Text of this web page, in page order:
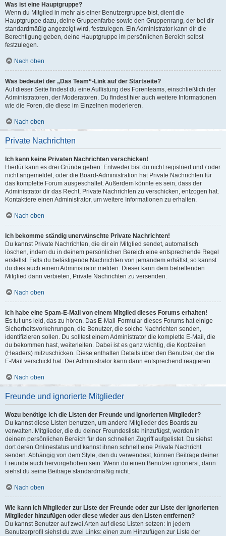
Was ist eine Hauptgruppe?
Wenn du Mitglied in mehr als einer Benutzergruppe bist, dient die
Hauptgruppe dazu, deine Gruppenfarbe sowie den Gruppenrang, der bei dir
standardmäßig angezeigt wird, festzulegen. Ein Administrator kann dir die
Berechtigung geben, deine Hauptgruppe im persönlichen Bereich selbst
festzulegen.
Nach oben
Was bedeutet der „Das Team“-Link auf der Startseite?
Auf dieser Seite findest du eine Auflistung des Forenteams, einschließlich der
Administratoren, der Moderatoren. Du findest hier auch weitere Informationen
wie die Foren, die diese im Einzelnen moderieren.
Nach oben
Private Nachrichten
Ich kann keine Privaten Nachrichten verschicken!
Hierfür kann es drei Gründe geben: Entweder bist du nicht registriert und / oder
nicht angemeldet, oder die Board-Administration hat Private Nachrichten für
das komplette Forum ausgeschaltet. Außerdem könnte es sein, dass der
Administrator dir das Recht, Private Nachrichten zu verschicken, entzogen hat.
Kontaktiere einen Administrator, um weitere Informationen zu erhalten.
Nach oben
Ich bekomme ständig unerwünschte Private Nachrichten!
Du kannst Private Nachrichten, die dir ein Mitglied sendet, automatisch
löschen, indem du in deinem persönlichen Bereich eine entsprechende Regel
erstellst. Falls du belästigende Nachrichten von jemandem erhältst, so kannst
du dies auch einem Administrator melden. Dieser kann dem betreffenden
Mitglied dann verbieten, Private Nachrichten zu versenden.
Nach oben
Ich habe eine Spam-E-Mail von einem Mitglied dieses Forums erhalten!
Es tut uns leid, das zu hören. Das E-Mail-Formular dieses Forums hat einige
Sicherheitsvorkehrungen, die Benutzer, die solche Nachrichten senden,
identifizieren sollen. Du solltest einem Administrator die komplette E-Mail, die
du bekommen hast, weiterleiten. Dabei ist es ganz wichtig, die Kopfzeilen
(Headers) mitzuschicken. Diese enthalten Details über den Benutzer, der die
E-Mail verschickt hat. Der Administrator kann dann entsprechend reagieren.
Nach oben
Freunde und ignorierte Mitglieder
Wozu benötige ich die Listen der Freunde und ignorierten Mitglieder?
Du kannst diese Listen benutzen, um andere Mitglieder des Boards zu
verwalten. Mitglieder, die du deiner Freundesliste hinzufügst, werden in
deinem persönlichen Bereich für den schnellen Zugriff aufgelistet. Du siehst
dort deren Onlinestatus und kannst ihnen schnell eine Private Nachricht
senden. Abhängig von dem Style, den du verwendest, können Beiträge deiner
Freunde auch hervorgehoben sein. Wenn du einen Benutzer ignorierst, dann
siehst du seine Beiträge standardmäßig nicht.
Nach oben
Wie kann ich Mitglieder zur Liste der Freunde oder zur Liste der ignorierten
Mitglieder hinzufügen oder diese wieder aus den Listen entfernen?
Du kannst Benutzer auf zwei Arten auf diese Listen setzen: In jedem
Benutzerprofil siehst du zwei Links: einen zum Hinzufügen zur Liste der